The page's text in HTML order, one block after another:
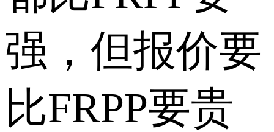
强，但报价要
比FRPP要贵